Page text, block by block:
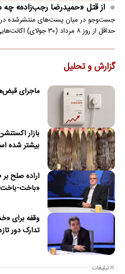
از قتل «حمیدرضا رجب‌زاده» چه
جست‌وجو در میان پست‌های منتشرشده در
حداقل از روز ۸ مرداد (۳۰ جولای) اکانت‌هایی مربوط به…
گزارش و تحلیل
ماجرای
بازار
بیشتر شده
اراده صلح
«باخت-
وقفه برای
تدارک دور
تبلیغات